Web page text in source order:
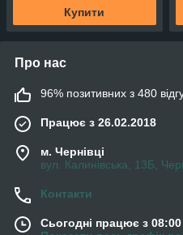
Купити
Про нас
96% позитивних з 480
Працює з 26.02.2018
м. Чернівці
вул. Калинівська, 13Б,
Контакти
Сьогодні працює з